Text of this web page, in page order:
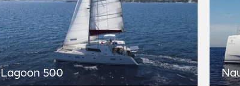
Lagoon 500